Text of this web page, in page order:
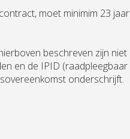
moet minimim 23 jaar
beschreven zijn niet
en de IPID (raadpleegbaar
onderschrijft.